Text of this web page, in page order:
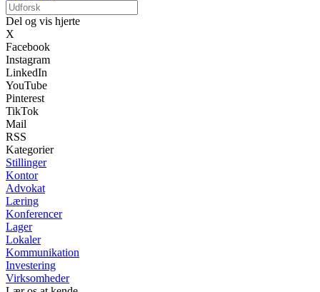
Del og vis hjerte
X
Facebook
Instagram
LinkedIn
YouTube
Pinterest
TikTok
Mail
RSS
Kategorier
Stillinger
Kontor
Advokat
Læring
Konferencer
Lager
Lokaler
Kommunikation
Investering
Virksomheder